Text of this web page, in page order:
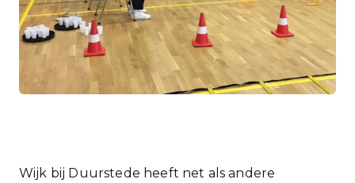
Wijk bij Duurstede heeft net als andere